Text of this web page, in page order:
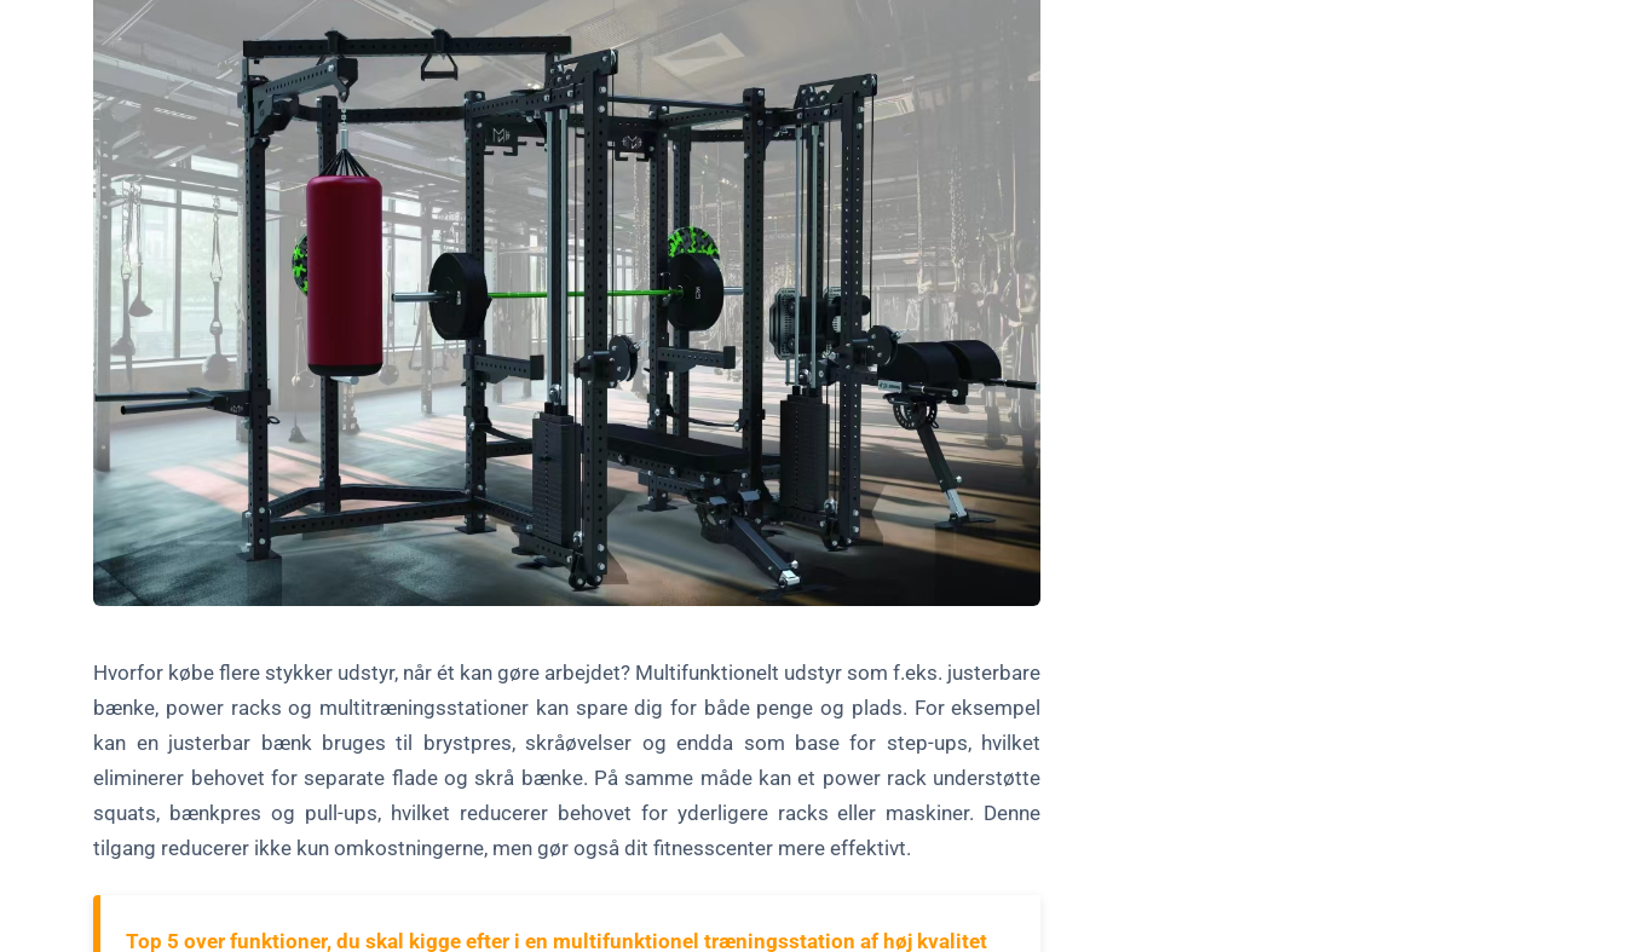
Hvorfor købe flere stykker udstyr, når ét kan gøre arbejdet? Multifunktionelt udstyr som f.eks. justerbare
bænke, power racks og multitræningsstationer kan spare dig for både penge og plads. For eksempel
kan en justerbar bænk bruges til brystpres, skråøvelser og endda som base for step-ups, hvilket
eliminerer behovet for separate flade og skrå bænke. På samme måde kan et power rack understøtte
squats, bænkpres og pull-ups, hvilket reducerer behovet for yderligere racks eller maskiner. Denne
tilgang reducerer ikke kun omkostningerne, men gør også dit fitnesscenter mere effektivt.
Top 5 over funktioner, du skal kigge efter i en multifunktionel træningsstation af høj kvalitet